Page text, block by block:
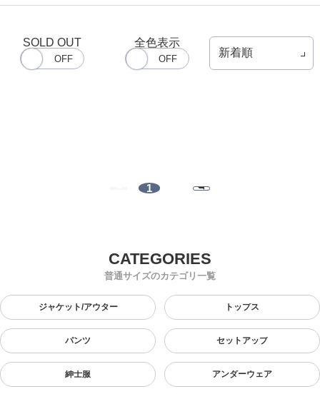
SOLD OUT 全色表示
1
普通サイズのカテゴリ一覧
ジャケット/アウター トップス
パンツ セットアップ
紳士服 アンダーウェア